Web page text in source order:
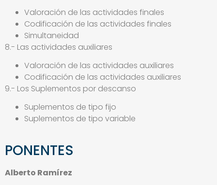
Valoración de las actividades finales
Codificación de las actividades finales
Simultaneidad
8.- Las actividades auxiliares
Valoración de las actividades auxiliares
Codificación de las actividades auxiliares
9.- Los Suplementos por descanso
Suplementos de tipo fijo
Suplementos de tipo variable
PONENTES
Alberto Ramírez